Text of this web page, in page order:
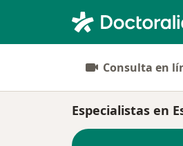
Consulta en
Especialistas en